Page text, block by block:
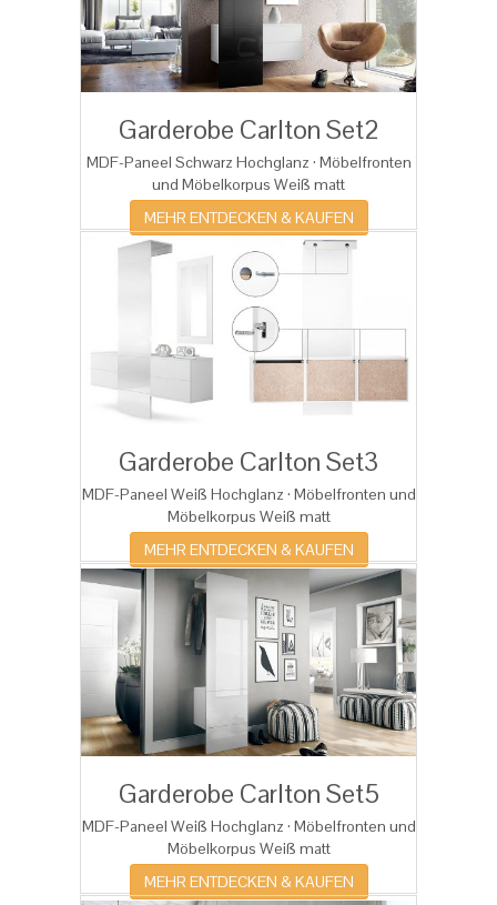
Garderobe Carlton Set2
MDF-Paneel Schwarz Hochglanz · Möbelfronten
und Möbelkorpus Weiß matt
MEHR ENTDECKEN & KAUFEN
Garderobe Carlton Set3
MDF-Paneel Weiß Hochglanz · Möbelfronten und
Möbelkorpus Weiß matt
MEHR ENTDECKEN & KAUFEN
Garderobe Carlton Set5
MDF-Paneel Weiß Hochglanz · Möbelfronten und
Möbelkorpus Weiß matt
MEHR ENTDECKEN & KAUFEN